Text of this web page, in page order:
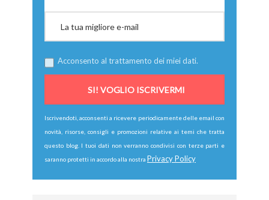
Acconsento al trattamento dei miei dati.
Iscrivendoti, acconsenti a ricevere periodicamente delle email con
novità, risorse, consigli e promozioni relative ai temi che tratta
questo blog. I tuoi dati non verranno condivisi con terze parti e
saranno protetti in accordo alla nostra Privacy Policy